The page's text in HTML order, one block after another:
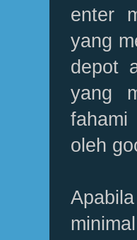
enter
yang
depot
yang
oleh